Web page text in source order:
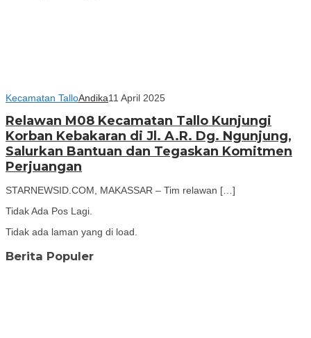
Kecamatan TalloAndika11 April 2025
Relawan M08 Kecamatan Tallo Kunjungi
Korban Kebakaran di Jl. A.R. Dg. Ngunjung,
Salurkan Bantuan dan Tegaskan Komitmen
Perjuangan
STARNEWSID.COM, MAKASSAR – Tim relawan […]
Tidak Ada Pos Lagi.
Tidak ada laman yang di load.
Berita Populer